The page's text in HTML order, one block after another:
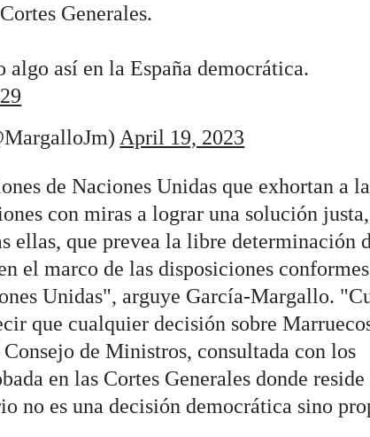
Generales.
algo así en la España democrática.
April 19, 2023
de Naciones Unidas que exhortan a
con miras a lograr una solución justa,
ellas, que prevea la libre determinación
el marco de las disposiciones
Unidas", arguye García-Margallo.
que cualquier decisión sobre
de Ministros, consultada con los
en las Cortes Generales donde reside
no es una decisión democrática sino